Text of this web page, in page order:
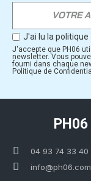
J'ai lu la politique
J'accepte que PH06
newsletter. Vous
fourni dans chaque
Politique de
PH06
04 93 74 33 40
info@ph06.com